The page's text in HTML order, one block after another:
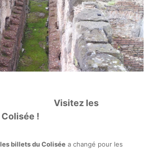
Visitez les
!
billets du Colisée a changé pour les